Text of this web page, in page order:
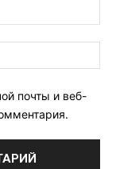
почты и веб-